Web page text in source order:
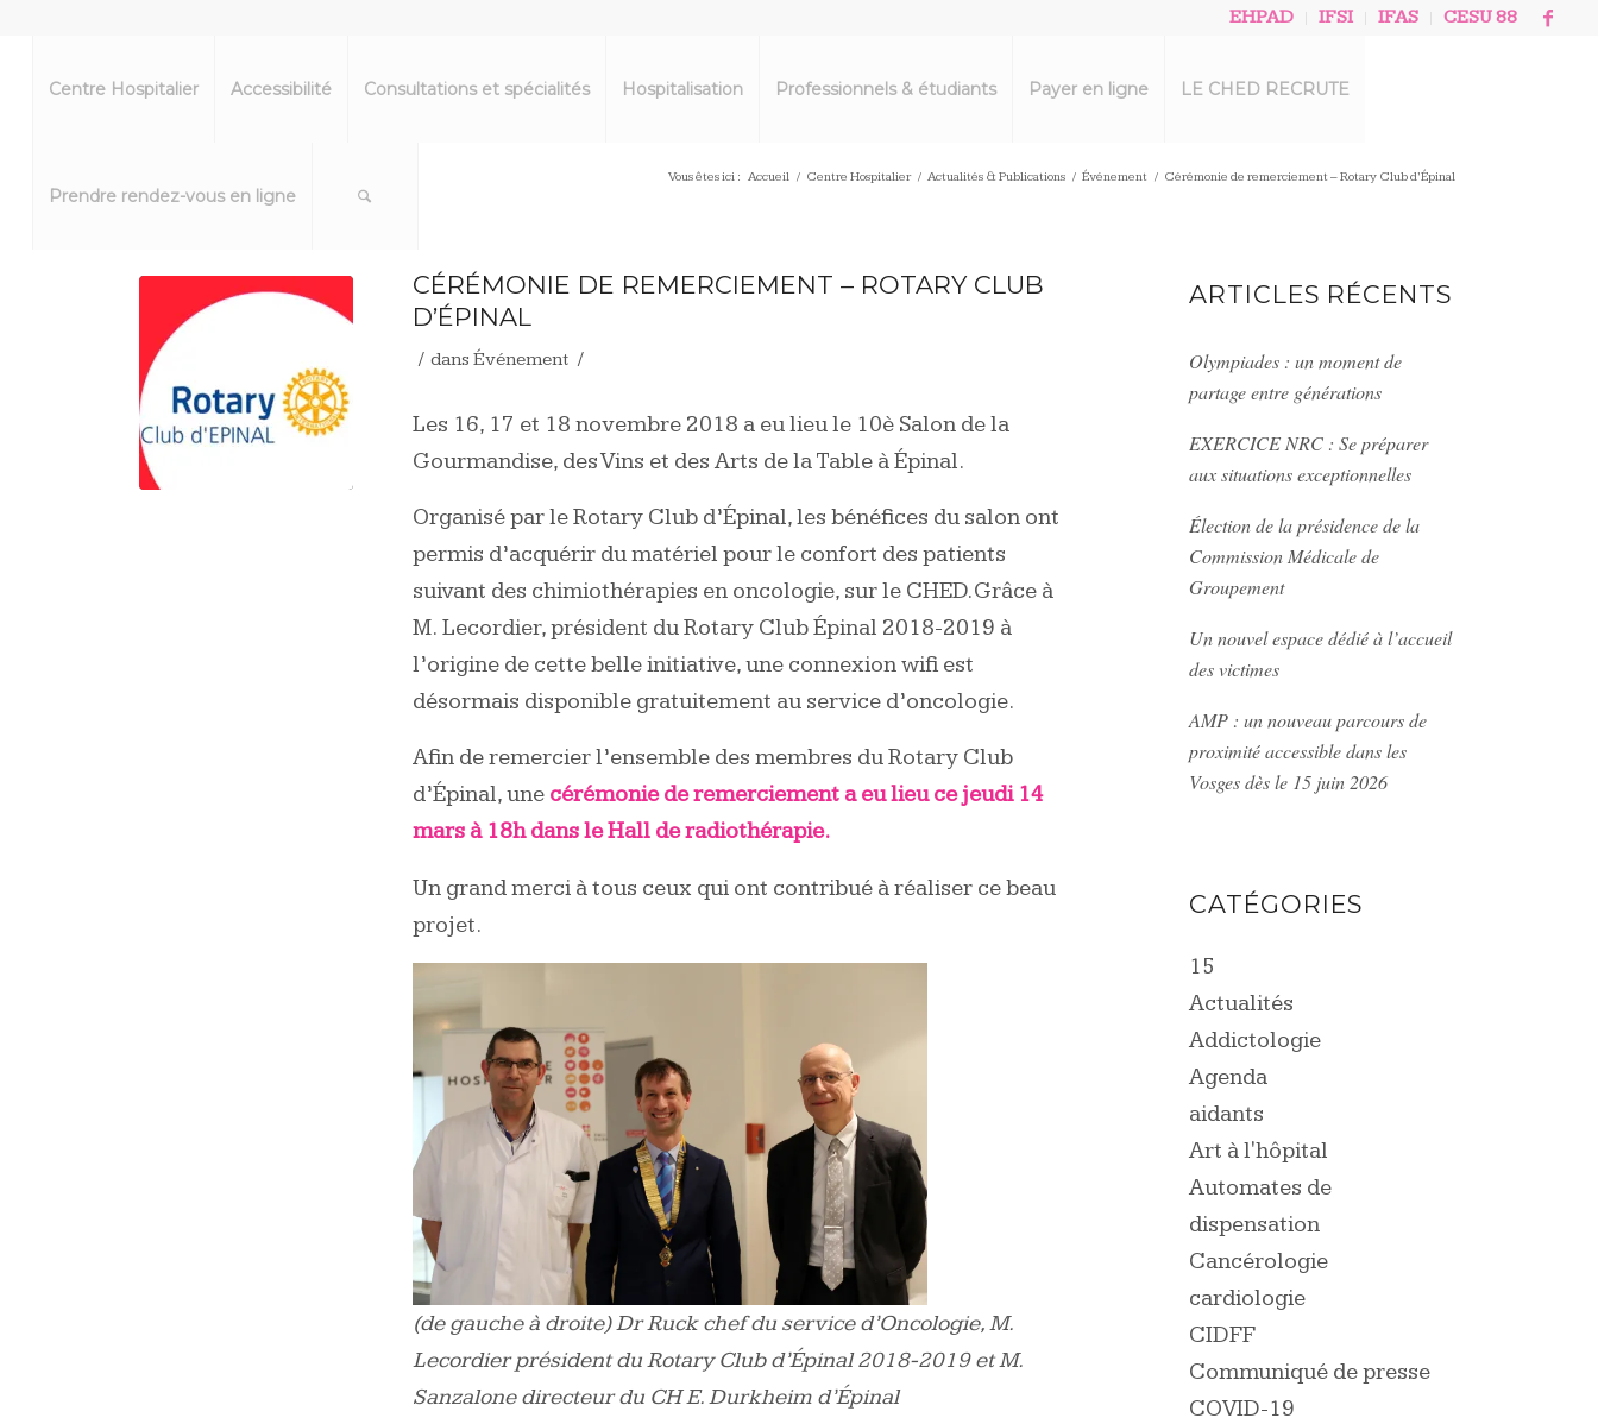
EHPAD IFSI IFAS CESU 88
Centre Hospitalier Accessibilité Consultations et spécialités Hospitalisation Professionnels & étudiants Payer en ligne LE CHED RECRUTE
Prendre rendez-vous en ligne
Vous êtes ici : Accueil / Centre Hospitalier / Actualités & Publications / Événement / Cérémonie de remerciement – Rotary Club d’Épinal
CÉRÉMONIE DE REMERCIEMENT – ROTARY CLUB
D’ÉPINAL
/ dansÉvénement /
Les 16, 17 et 18 novembre 2018 a eu lieu le 10è Salon de la
Gourmandise, des Vins et des Arts de la Table à Épinal.
Organisé par le Rotary Club d’Épinal, les bénéfices du salon ont
permis d’acquérir du matériel pour le confort des patients
suivant des chimiothérapies en oncologie, sur le CHED. Grâce à
M. Lecordier, président du Rotary Club Épinal 2018-2019 à
l’origine de cette belle initiative, une connexion wifi est
désormais disponible gratuitement au service d’oncologie.
Afin de remercier l’ensemble des membres du Rotary Club
d’Épinal, une cérémonie de remerciement a eu lieu ce jeudi 14
mars à 18h dans le Hall de radiothérapie.
Un grand merci à tous ceux qui ont contribué à réaliser ce beau
projet.
(de gauche à droite) Dr Ruck chef du service d’Oncologie, M.
Lecordier président du Rotary Club d’Épinal 2018-2019 et M.
Sanzalone directeur du CH E. Durkheim d’Épinal
ARTICLES RÉCENTS
Olympiades : un moment de
partage entre générations
EXERCICE NRC : Se préparer
aux situations exceptionnelles
Élection de la présidence de la
Commission Médicale de
Groupement
Un nouvel espace dédié à l’accueil
des victimes
AMP : un nouveau parcours de
proximité accessible dans les
Vosges dès le 15 juin 2026
CATÉGORIES
15
Actualités
Addictologie
Agenda
aidants
Art à l'hôpital
Automates de
dispensation
Cancérologie
cardiologie
CIDFF
Communiqué de presse
COVID-19